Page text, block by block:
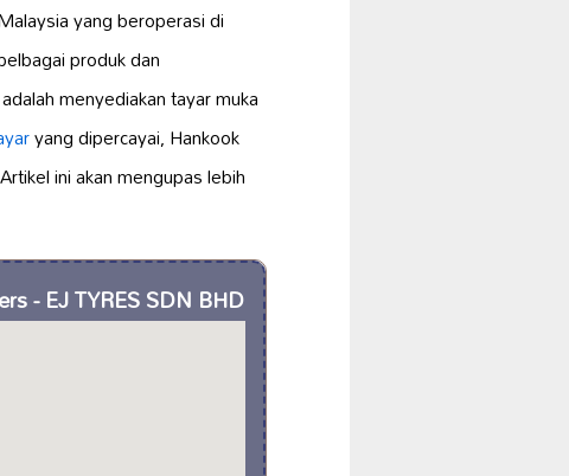
yang beroperasi di
produk dan
menyediakan tayar muka
yang dipercayai, Hankook
ini akan mengupas lebih
- EJ TYRES SDN BHD